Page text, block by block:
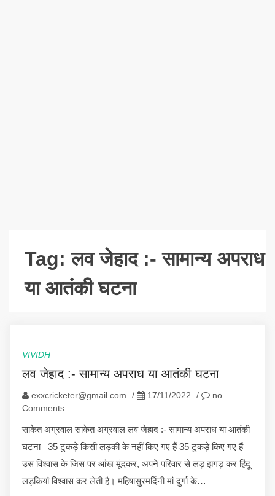
Tag:लव जेहाद :- सामान्य अपराध
या आतंकी घटना
VIVIDH
लव जेहाद :- सामान्य अपराध या आतंकी घटना
exxcricketer@gmail.com / 17/11/2022 /
no
Comments
साकेत अग्रवाल साकेत अग्रवाल लव जेहाद :- सामान्य अपराध या आतंकी
घटना 35 टुकड़े किसी लड़की के नहीं किए गए हैं 35 टुकड़े किए गए हैं
उस विश्वास के जिस पर आंख मूंदकर, अपने परिवार से लड़ झगड़ कर हिंदू
लड़कियां विश्वास कर लेती है। महिषासुरमर्दिनी मां दुर्गा के…